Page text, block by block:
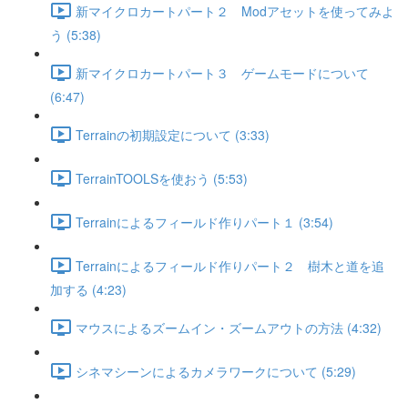
新マイクロカートパート２ Modアセットを使ってみよ
う (5:38)
新マイクロカートパート３ ゲームモードについて
(6:47)
Terrainの初期設定について (3:33)
TerrainTOOLSを使おう (5:53)
Terrainによるフィールド作りパート１ (3:54)
Terrainによるフィールド作りパート２ 樹木と道を追
加する (4:23)
マウスによるズームイン・ズームアウトの方法 (4:32)
シネマシーンによるカメラワークについて (5:29)